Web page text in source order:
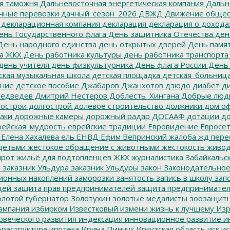
таможня Дальневосточная энергетическая компания
перевозки дачный_сезон_2026 ДВЖД Движение
компания декларация декларация о
Государственного флага День защитника Отечества
народного единства день открытых дверей День
ЖКХ День работника культуры день работника транспорта
учителя день физкультурника День флага России
музыкальная школа детская площадка
детское пособие Джабаров Джанхотов дзюдо диабет
Дмитрий Нестеров Доблесть_Хингана Добрые
долгострой долевое строительство должники дом
дорожные камеры дорожный радар ДОСААФ дотации
еврейские традиции Евровидение
Хахалева ель ЕНВД Ефим Вепринский жалоба жд
жестокое обращение с животными жестокость
жильё для подтопленцев ЖКХ журналистика
заказник Ульдура заказник Ульдуры закон
накоплений заморозки занятость запись в школу
защита прав предпринимателей защита
губернатор Золотухин золотые медалисты
избирком Известковый измени жизнь к лучшему
развития индексация инновационное развитие